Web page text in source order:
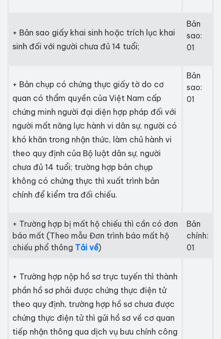
+ Bản sao giấy khai sinh hoặc trích lục khai
sinh đối với người chưa đủ 14 tuổi;
Bản
sao:
01
+ Bản chụp có chứng thực giấy tờ do cơ
quan có thẩm quyền của Việt Nam cấp
chứng minh người đại diện hợp pháp đối với
người mất năng lực hành vi dân sự, người có
khó khăn trong nhận thức, làm chủ hành vi
theo quy định của Bộ luật dân sự, người
chưa đủ 14 tuổi; trường hợp bản chụp
không có chứng thực thì xuất trình bản
chính để kiểm tra đối chiếu.
Bản
sao:
01
+ Trường hợp bị mất hộ chiếu thì cần có đơn
báo mất (Theo mẫu Đơn trình báo mất hộ
chiếu phổ thông Tải về)
Bản
chính:
01
+ Trường hợp nộp hồ sơ trực tuyến thì thành
phần hồ sơ phải được chứng thực điện tử
theo quy định, trường hợp hồ sơ chưa được
chứng thực điện tử thì gửi hồ sơ về cơ quan
tiếp nhận thông qua dịch vụ bưu chính công